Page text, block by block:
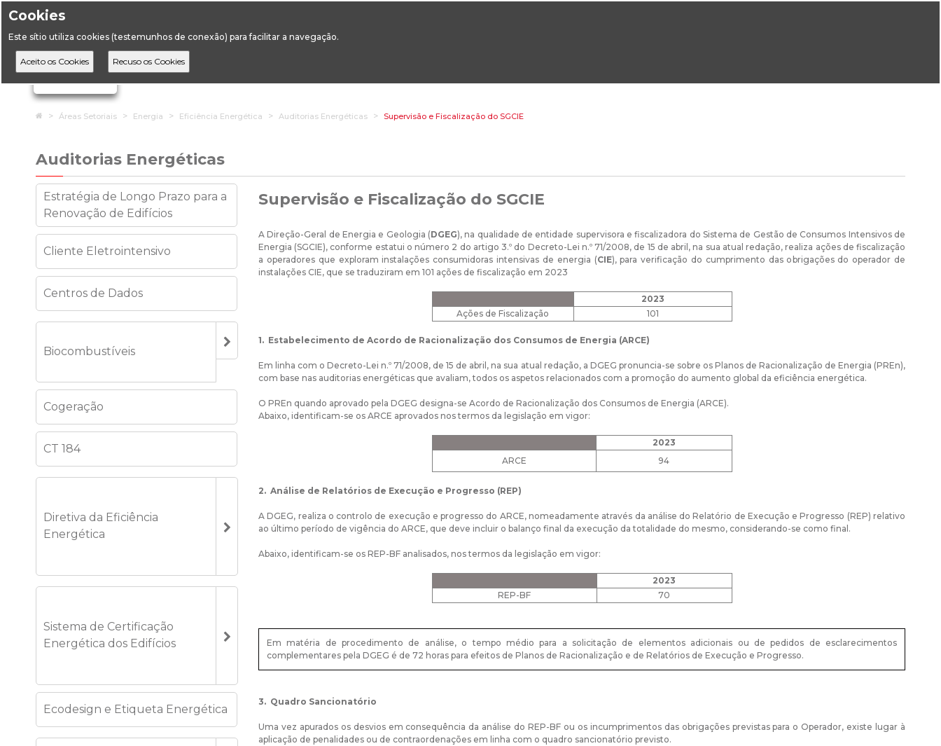
Cookies
Este sítio utiliza cookies (testemunhos de conexão) para facilitar a navegação.
Ignorar links de navegação
HomeÁreas Setoriais Energia Eficiência Energética Auditorias Energéticas Supervisão e Fiscalização do SGCIE
Auditorias Energéticas
Estratégia de Longo Prazo para a
Renovação de Edifícios
Cliente Eletrointensivo
Centros de Dados
Biocombustíveis
Cogeração
CT 184
Diretiva da Eficiência
Energética
Sistema de Certificação
Energética dos Edifícios
Ecodesign e Etiqueta Energética
Supervisão e Fiscalização do SGCIE
A Direção-Geral de Energia e Geologia (DGEG), na qualidade de entidade supervisora e fiscalizadora do Sistema de Gestão de Consumos Intensivos de
Energia (SGCIE), conforme estatui o número 2 do artigo 3.º do Decreto-Lei n.º 71/2008, de 15 de abril, na sua atual redação, realiza ações de fiscalização
a operadores que exploram instalações consumidoras intensivas de energia (CIE), para verificação do cumprimento das obrigações do operador de
instalações CIE, que se traduziram em 101 ações de fiscalização em 2023
2023
Ações de Fiscalização
101
1. Estabelecimento de Acordo de Racionalização dos Consumos de Energia (ARCE)
Em linha com o Decreto-Lei n.º 71/2008, de 15 de abril, na sua atual redação, a DGEG pronuncia-se sobre os Planos de Racionalização de Energia (PREn),
com base nas auditorias energéticas que avaliam, todos os aspetos relacionados com a promoção do aumento global da eficiência energética.
O PREn quando aprovado pela DGEG designa-se Acordo de Racionalização dos Consumos de Energia (ARCE).
Abaixo, identificam-se os ARCE aprovados nos termos da legislação em vigor:
2023
ARCE
94
2. Análise de Relatórios de Execução e Progresso (REP)
A DGEG, realiza o controlo de execução e progresso do ARCE, nomeadamente através da análise do Relatório de Execução e Progresso (REP) relativo
ao último período de vigência do ARCE, que deve incluir o balanço final da execução da totalidade do mesmo, considerando-se como final.
Abaixo, identificam-se os REP-BF analisados, nos termos da legislação em vigor:
2023
REP-BF
70
Em matéria de procedimento de análise, o tempo médio para a solicitação de elementos adicionais ou de pedidos de esclarecimentos
complementares pela DGEG é de 72 horas para efeitos de Planos de Racionalização e de Relatórios de Execução e Progresso.
3. Quadro Sancionatório
Uma vez apurados os desvios em consequência da análise do REP-BF ou os incumprimentos das obrigações previstas para o Operador, existe lugar à
aplicação de penalidades ou de contraordenações em linha com o quadro sancionatório previsto.